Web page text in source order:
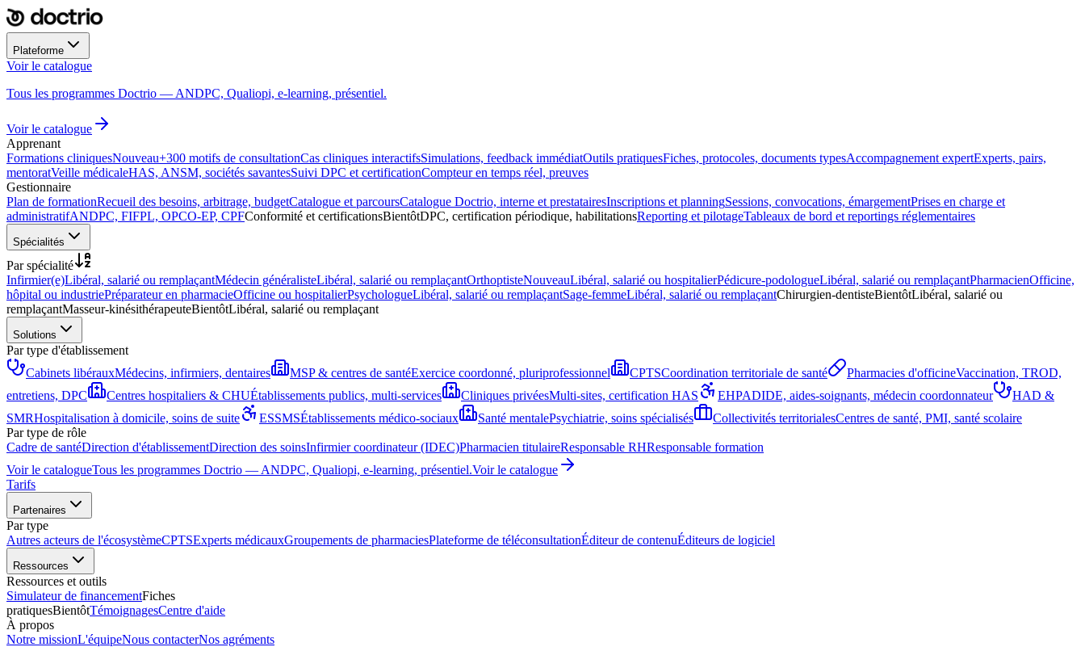
Plateforme
324
DPC
Annonce diagnostic
DPC
Antibiothérapie
DPC
DPC
URGENCES · 4 H
DPC
CARDIOLOGIE · 7 H
ML HC SA Inscrit
Voir le catalogue
Tous les programmes Doctrio — ANDPC, Qualiopi, e-learning, présentiel.
Voir le catalogue
Apprenant
Formations cliniquesNouveau+300 motifs de consultationCas cliniques interactifsSimulations, feedback immédiatOutils pratiquesFiches, protocoles, documents typesAccompagnement expertExperts, pairs,
mentoratVeille médicaleHAS, ANSM, sociétés savantesSuivi DPC et certificationCompteur en temps réel, preuves
Gestionnaire
Plan de formationRecueil des besoins, arbitrage, budgetCatalogue et parcoursCatalogue Doctrio, interne et prestatairesInscriptions et planningSessions, convocations, émargementPrises en charge et
administratifANDPC, FIFPL, OPCO-EP, CPFConformité et certificationsBientôtDPC, certification périodique, habilitationsReporting et pilotageTableaux de bord et reportings réglementaires
Spécialités
Par spécialité
Infirmier(e)Libéral, salarié ou remplaçantMédecin généralisteLibéral, salarié ou remplaçantOrthoptisteNouveauLibéral, salarié ou hospitalierPédicure-podologueLibéral, salarié ou remplaçantPharmacienOfficine,
hôpital ou industriePréparateur en pharmacieOfficine ou hospitalierPsychologueLibéral, salarié ou remplaçantSage-femmeLibéral, salarié ou remplaçantChirurgien-dentisteBientôtLibéral, salarié ou
remplaçantMasseur-kinésithérapeuteBientôtLibéral, salarié ou remplaçant
Solutions
Par type d'établissement
Cabinets libérauxMédecins, infirmiers, dentaires MSP & centres de santéExercice coordonné, pluriprofessionnel CPTSCoordination territoriale de santé Pharmacies d'officineVaccination, TROD,
entretiens, DPC
Centres hospitaliers & CHUÉtablissements publics, multi-services Cliniques privéesMulti-sites, certification HAS EHPADIDE, aides-soignants, médecin coordonnateur
HAD &
SMRHospitalisation à domicile, soins de suite ESSMSÉtablissements médico-sociaux Santé mentalePsychiatrie, soins spécialisés Collectivités territorialesCentres de santé, PMI, santé scolaire
Par type de rôle
Cadre de santéDirection d'établissementDirection des soinsInfirmier coordinateur (IDEC)Pharmacien titulaireResponsable RHResponsable formation
324
programmes
Annonce diagnostic
COMMUNIC. · 14 H
Antibiothérapie
INFECTIO · 5 H
Pédiatrie aiguë
PÉDIATRIE · 6 H
DPC
Arrêt cardiaque
URGENCES · 4 H
DPC
Lecture d'ECG
CARDIOLOGIE · 7 H
ML HC SA
Voir le catalogueTous les programmes Doctrio — ANDPC, Qualiopi, e-learning, présentiel.Voir le catalogue
Tarifs
Partenaires
Par type
Autres acteurs de l'écosystèmeCPTSExperts médicauxGroupements de pharmaciesPlateforme de téléconsultationÉditeur de contenuÉditeurs de logiciel
Ressources
Ressources et outils
Simulateur de financementFiches
pratiquesBientôtTémoignagesCentre d'aide
À propos
Notre missionL'équipeNous contacterNos agréments